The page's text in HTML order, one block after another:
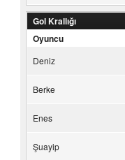
Gol Krallığı
Oyuncu
Deniz
Berke
Enes
Şuayip